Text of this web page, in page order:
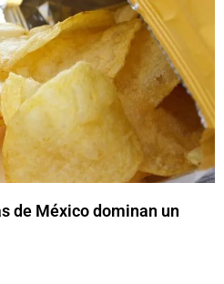
de México dominan un